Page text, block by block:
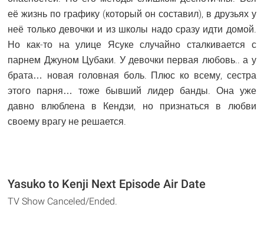
её жизнь по графику (который он составил), в друзьях у
неё только девочки и из школы надо сразу идти домой.
Но как-то на улице Ясуке случайно сталкивается с
парнем Джуном Цубаки. У девочки первая любовь.. а у
брата… новая головная боль. Плюс ко всему, сестра
этого парня… тоже бывший лидер банды. Она уже
давно влюблена в Кендзи, но признаться в любви
своему врагу не решается.
Yasuko to Kenji Next Episode Air Date
TV Show Canceled/Ended.